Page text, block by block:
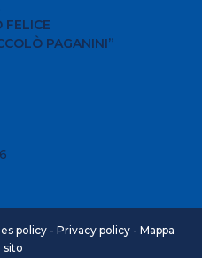
FELICE
PAGANINI”
policy- Privacy policy- Mappa
sito